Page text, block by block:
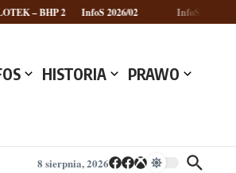
– BHP 2 InfoS 2026/02 InfoS 2026/01
HISTORIA
PRAWO
8 sierpnia, 2026